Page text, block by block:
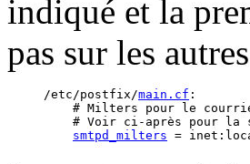
indiqué et la
pas sur les
/etc/postfix/main.cf :
# Milters pour le
# Voir ci-après pour la
smtpd_milters =